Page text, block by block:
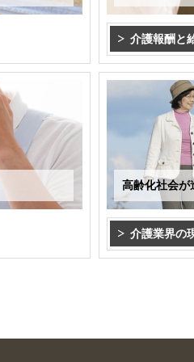
介護報酬と
高齢化社会が
介護業界の